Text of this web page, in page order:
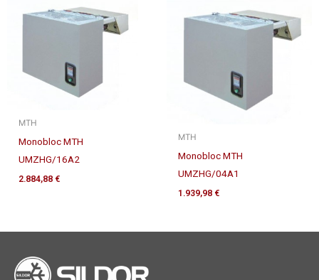
MTH
Monobloc MTH
UMZHG/16A2
2.884,88 €
MTH
Monobloc MTH
UMZHG/04A1
1.939,98 €